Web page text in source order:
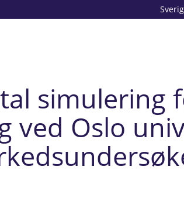
simulering
Oslo